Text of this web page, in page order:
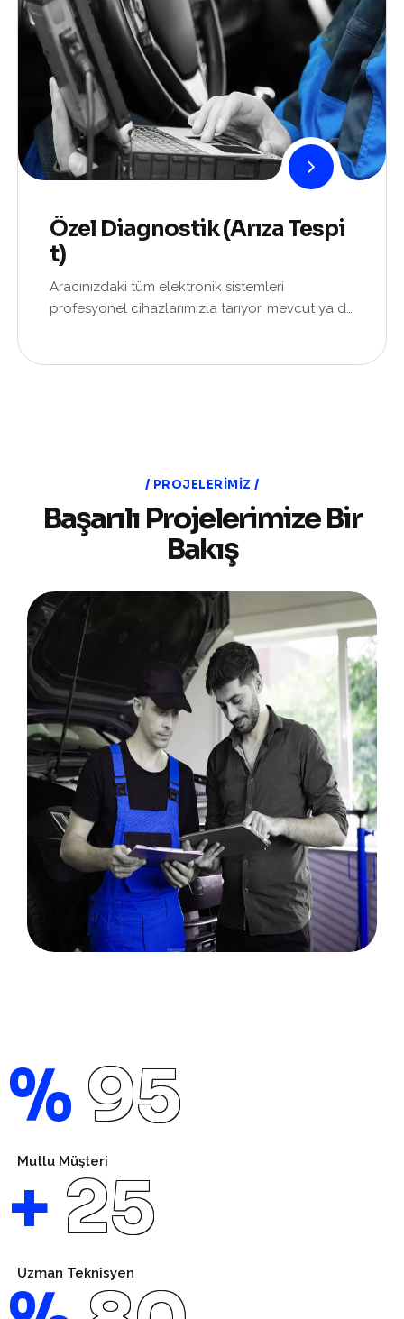
Özel Diagnostik (Arıza Tespi
T)
Aracınızdaki tüm elektronik sistemleri
profesyonel cihazlarımızla tarıyor, mevcut ya da
PROJELERIMIZ
Başarılı Projelerimize Bir
Bakış
%98
Mutlu Müşteri
+ 25
Uzman Teknisyen